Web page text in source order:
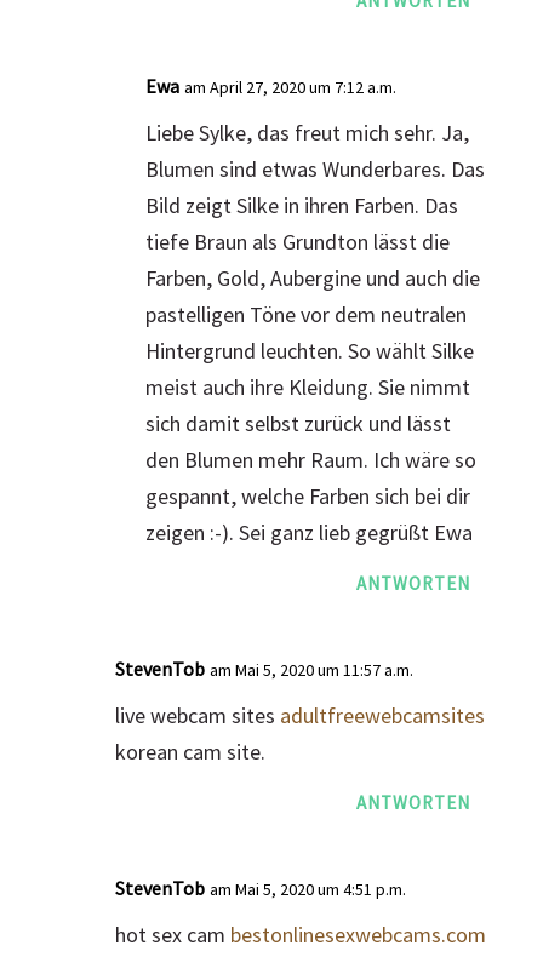
Ewa am April 27, 2020 um 7:12 a.m.
Liebe Sylke, das freut mich sehr. Ja,
Blumen sind etwas Wunderbares. Das
Bild zeigt Silke in ihren Farben. Das
tiefe Braun als Grundton lässt die
Farben, Gold, Aubergine und auch die
pastelligen Töne vor dem neutralen
Hintergrund leuchten. So wählt Silke
meist auch ihre Kleidung. Sie nimmt
sich damit selbst zurück und lässt
den Blumen mehr Raum. Ich wäre so
gespannt, welche Farben sich bei dir
zeigen :-). Sei ganz lieb gegrüßt Ewa
ANTWORTEN
StevenTob am Mai 5, 2020 um 11:57 a.m.
live webcam sites adultfreewebcamsites
korean cam site.
ANTWORTEN
StevenTob am Mai 5, 2020 um 4:51 p.m.
hot sex cam bestonlinesexwebcams.com